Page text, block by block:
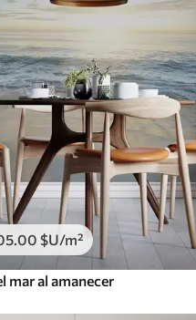
.00 $U/m²
mar al amanecer